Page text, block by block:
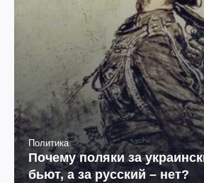
Политика
Почему поляки за
бьют, а за русский – нет?